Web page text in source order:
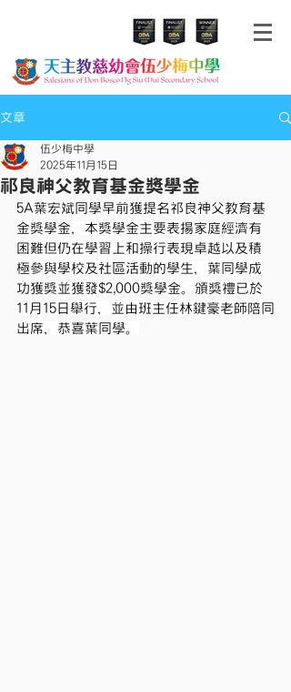
文章
祁良神父教育基金獎學金
伍少梅中學
2025年11月15日
5A葉宏斌同學早前獲提名祁良神父教育基
金獎學金，本獎學金主要表揚家庭經濟有
困難但仍在學習上和操行表現卓越以及積
極參與學校及社區活動的學生，葉同學成
功獲獎並獲發$2,000獎學金。頒獎禮已於
11月15日舉行，並由班主任林鍵豪老師陪同
出席，恭喜葉同學。